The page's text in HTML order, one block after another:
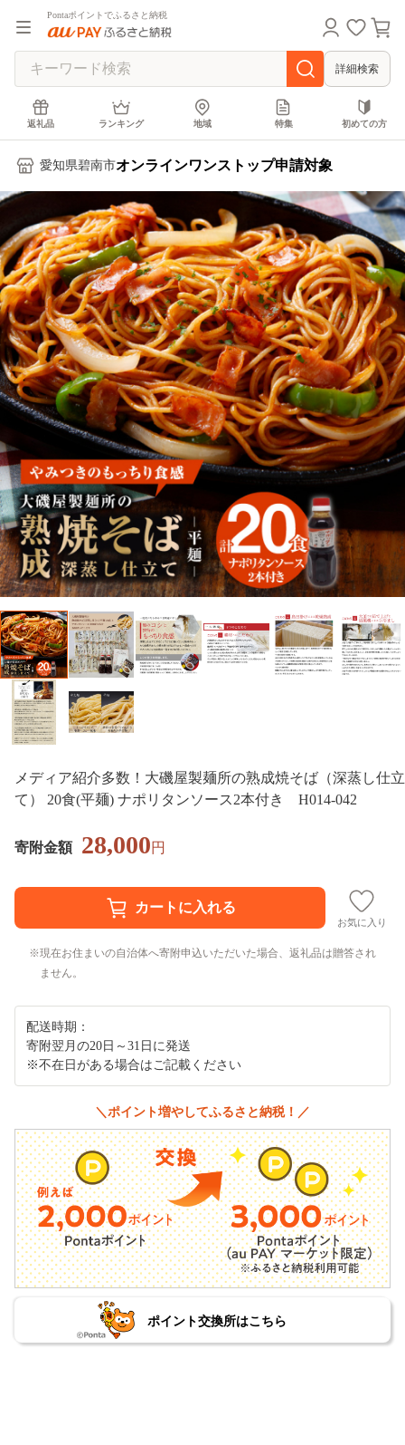
Pontaポイントでふるさと納税
詳細検索
返礼品 ランキング 地域 特集 初めての方
愛知県碧南市オンラインワンストップ申請対象
メディア紹介多数！大磯屋製麺所の熟成焼そば（深蒸し仕立
て） 20食(平麺) ナポリタンソース2本付き H014-042
寄附金額 28,000円
お気に入り
現在お住まいの自治体へ寄附申込いただいた場合、返礼品は贈答され
ません。
配送時期：
寄附翌月の20日～31日に発送
※不在日がある場合はご記載ください
＼ポイント増やしてふるさと納税！／
ポイント交換所はこちら